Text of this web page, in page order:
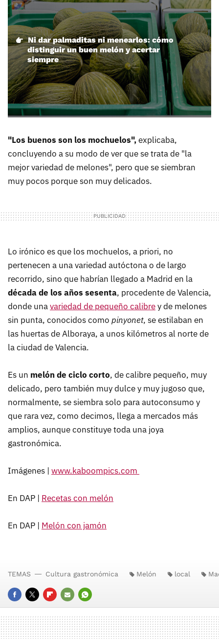
Ni dar palmaditas ni menearlos: cómo
distinguir un buen melón y acertar
siempre
"Los buenos son los mochuelos",explicaba,
concluyendo a su modo de ver que se trata de "la
mejor variedad de melones", pero que se siembran
muy pocos porque son muy delicados.
Lo irónico es que los mochuelos, a priori, no
pertenecen a una variedad autóctona o de largo
recorrido, sino que habrían llegado a Madrid en la
década de los años sesenta, procedente de Valencia,
donde unavariedad de pequeño calibrey de melones
sin punta, conocidos como pinyonet, se estilaban en
las huertas de Alboraya, a unos kilómetros al norte de
la ciudad de Valencia.
Es un melón de ciclo corto, de calibre pequeño, muy
delicado, pero también muy dulce y muy jugoso que,
normalmente, se siembra solo para autoconsumo y
que rara vez, como decimos, llega a mercados más
amplios, aunque constituye toda una joya
gastronómica.
Imágenes | www.kaboompics.com
En DAP | Recetas con melón
En DAP | Melón con jamón
FACEBOOK
TWITTERFLIPBOARD
E-
MAIL
WHATSAPP
TEMAS Cultura gastronómica Melón local